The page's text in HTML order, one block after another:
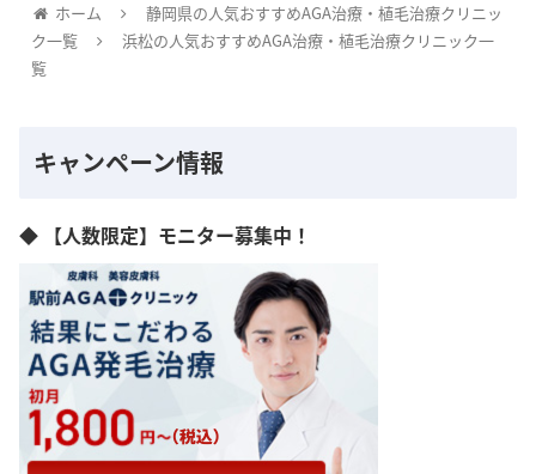
ホーム
静岡県の人気おすすめAGA治療・植毛治療クリニッ
ク一覧
浜松の人気おすすめAGA治療・植毛治療クリニック一
覧
キャンペーン情報
◆ 【人数限定】モニター募集中！